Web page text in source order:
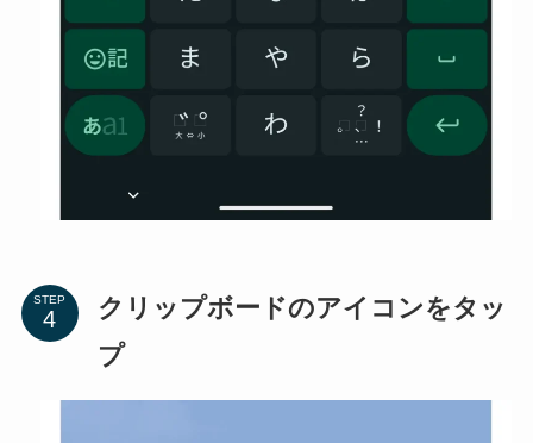
STEP
クリップボードのアイコンをタッ
プ